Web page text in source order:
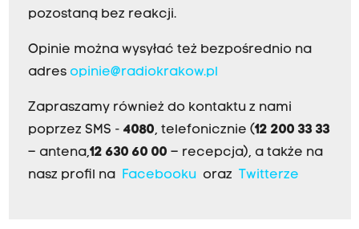
pozostaną bez reakcji.
Opinie można wysyłać też bezpośrednio na
adres opinie@radiokrakow.pl
Zapraszamy również do kontaktu z nami
poprzez SMS - 4080, telefonicznie (12 200 33 33
– antena,12 630 60 00 – recepcja), a także na
nasz profil na Facebookuoraz Twitterze